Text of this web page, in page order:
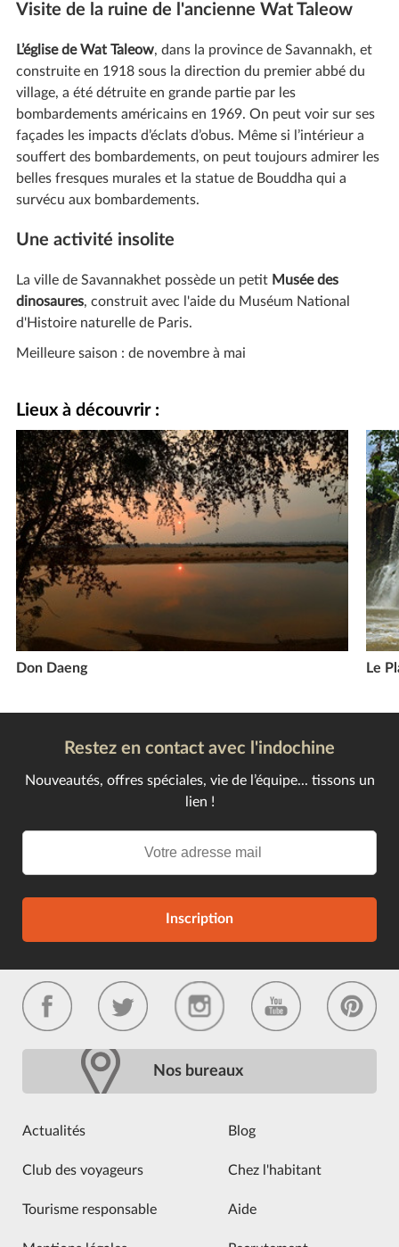
Visite de la ruine de l'ancienne Wat Taleow
L’église de Wat Taleow, dans la province de Savannakh, et
construite en 1918 sous la direction du premier abbé du
village, a été détruite en grande partie par les
bombardements américains en 1969. On peut voir sur ses
façades les impacts d’éclats d’obus. Même si l’intérieur a
souffert des bombardements, on peut toujours admirer les
belles fresques murales et la statue de Bouddha qui a
survécu aux bombardements.
Une activité insolite
La ville de Savannakhet possède un petit Musée des
dinosaures, construit avec l'aide du Muséum National
d'Histoire naturelle de Paris.
Meilleure saison : de novembre à mai
Lieux à découvrir :
Don Daeng Le
Restez en contact avec l'indochine
Nouveautés, offres spéciales, vie de l’équipe... tissons un
lien !
Inscription
Nos bureaux
Actualités Blog
Club des voyageurs Chez l'habitant
Tourisme responsable Aide